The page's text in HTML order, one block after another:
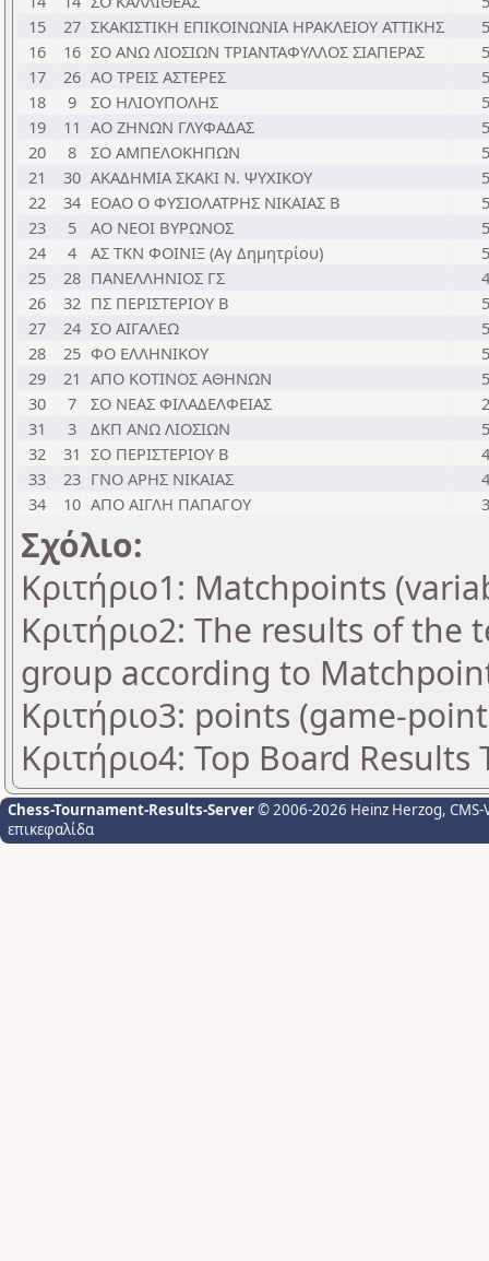
15
27 ΣΚΑΚΙΣΤΙΚΗ ΕΠΙΚΟΙΝΩΝΙΑ ΗΡΑΚΛΕΙΟΥ ΑΤΤΙΚΗΣ
5
16
16 ΣΟ ΑΝΩ ΛΙΟΣΙΩΝ ΤΡΙΑΝΤΑΦΥΛΛΟΣ ΣΙΑΠΕΡΑΣ
5
17
26 ΑΟ ΤΡΕΙΣ ΑΣΤΕΡΕΣ
5
18
9 ΣΟ ΗΛΙΟΥΠΟΛΗΣ
5
19
11 ΑΟ ΖΗΝΩΝ ΓΛΥΦΑΔΑΣ
5
20
8 ΣΟ ΑΜΠΕΛΟΚΗΠΩΝ
5
21
30 ΑΚΑΔΗΜΙΑ ΣΚΑΚΙ Ν. ΨΥΧΙΚΟΥ
5
22
34 ΕΟΑΟ Ο ΦΥΣΙΟΛΑΤΡΗΣ ΝΙΚΑΙΑΣ B
5
23
5 ΑΟ ΝΕΟΙ ΒΥΡΩΝΟΣ
5
24
4 ΑΣ ΤΚΝ ΦΟΙΝΙΞ (Aγ Δημητρίου)
5
25
28 ΠΑΝΕΛΛΗΝΙΟΣ ΓΣ
4
26
32 ΠΣ ΠΕΡΙΣΤΕΡΙΟΥ B
5
27
24 ΣΟ ΑΙΓΑΛΕΩ
5
28
25 ΦΟ ΕΛΛΗΝΙΚΟΥ
5
29
21 ΑΠΟ ΚΟΤΙΝΟΣ ΑΘΗΝΩΝ
5
30
7 ΣΟ ΝΕΑΣ ΦΙΛΑΔΕΛΦΕΙΑΣ
2
31
3 ΔΚΠ ΑΝΩ ΛΙΟΣΙΩΝ
5
32
31 ΣΟ ΠΕΡΙΣΤΕΡΙΟΥ B
4
33
23 ΓΝΟ ΑΡΗΣ ΝΙΚΑΙΑΣ
4
34
10 ΑΠΟ ΑΙΓΛΗ ΠΑΠΑΓΟΥ 3
Σχόλιο:
Κριτήριο1: Matchpoints
Κριτήριο2: The results of
group according to
Κριτήριο3: points (game-
Κριτήριο4: Top Board Results
Chess-Tournament-Results-Server© 2006-2026 Heinz Herzog,
επικεφαλίδα